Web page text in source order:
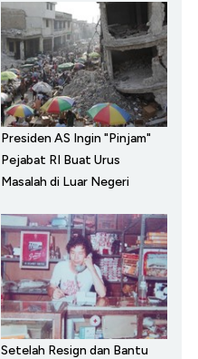
Presiden AS Ingin "Pinjam"
Pejabat RI Buat Urus
Masalah di Luar Negeri
Setelah Resign dan Bantu